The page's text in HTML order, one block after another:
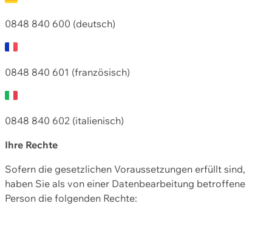
0848 840 600 (deutsch)
0848 840 601 (französisch)
0848 840 602 (italienisch)
Ihre Rechte
Sofern die gesetzlichen Voraussetzungen erfüllt sind,
haben Sie als von einer Datenbearbeitung betroffene
Person die folgenden Rechte: